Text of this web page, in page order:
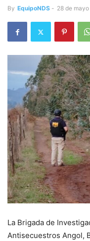
By EquipoNDS - 28 de
La Brigada de
Antisecuestros Angol,